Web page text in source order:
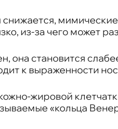
снижается,
из-за чего может
она становится
к выраженности
жировой
«кольца